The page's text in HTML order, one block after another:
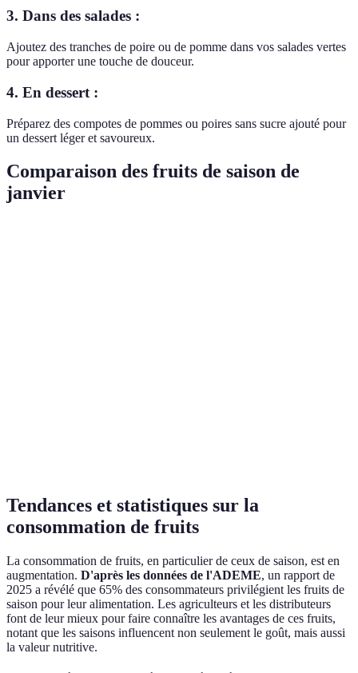
3. Dans des salades :
Ajoutez des tranches de poire ou de pomme dans vos salades vertes
pour apporter une touche de douceur.
4. En dessert :
Préparez des compotes de pommes ou poires sans sucre ajouté pour
un dessert léger et savoureux.
Comparaison des fruits de saison de
janvier
Tendances et statistiques sur la
consommation de fruits
La consommation de fruits, en particulier de ceux de saison, est en
augmentation. D'après les données de l'ADEME, un rapport de
2025 a révélé que 65% des consommateurs privilégient les fruits de
saison pour leur alimentation. Les agriculteurs et les distributeurs
font de leur mieux pour faire connaître les avantages de ces fruits,
notant que les saisons influencent non seulement le goût, mais aussi
la valeur nutritive.